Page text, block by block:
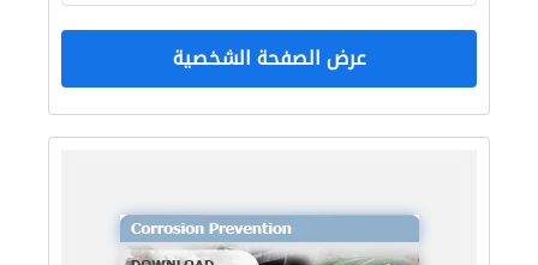
عرض الصفحة الشخصية